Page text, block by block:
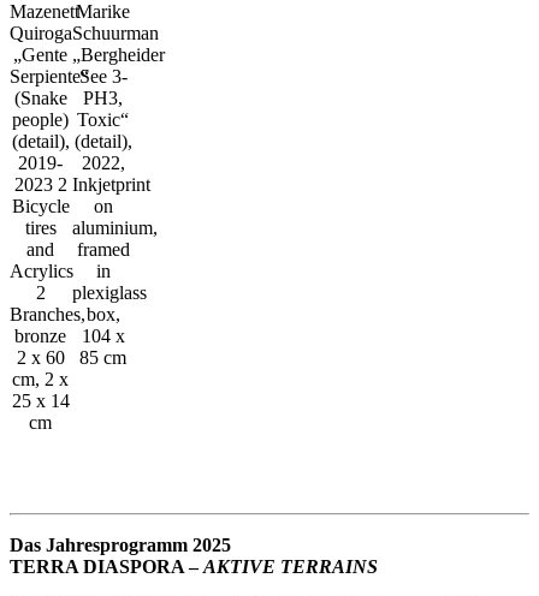
Mazenett
Quiroga
„Gente
Serpiente“
(Snake
people)
(detail),
2019-
2023 2
Bicycle
tires
and
Acrylics
2
Branches,
bronze
2 x 60
cm, 2 x
25 x 14
cm
Marike
Schuurman
„Bergheider
See 3-
PH3,
Toxic“
(detail),
2022,
Inkjetprint
on
aluminium,
framed
in
plexiglass
box,
104 x
85 cm
Das Jahresprogramm 2025
TERRA DIASPORA –AKTIVE TERRAINS